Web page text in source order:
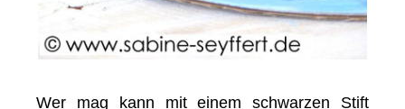
Wer mag kann mit einem schwarzen Stift